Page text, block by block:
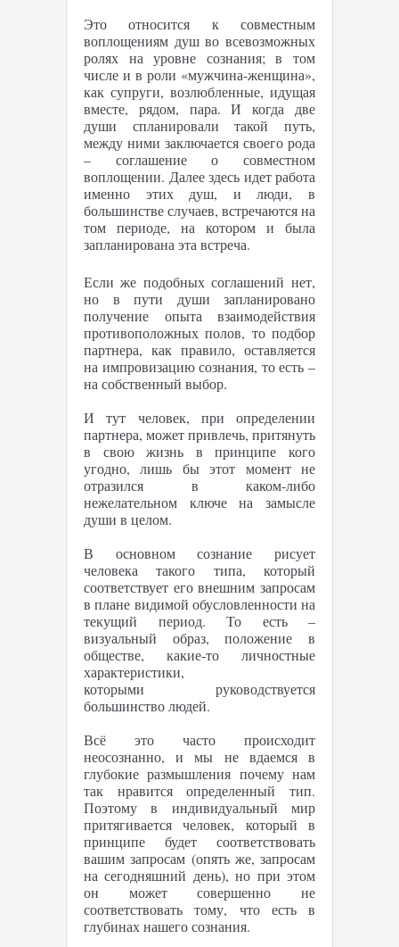
Это относится к совместным
воплощениям душ во всевозможных
ролях на уровне сознания; в том
числе и в роли «мужчина-женщина»,
как супруги, возлюбленные, идущая
вместе, рядом, пара. И когда две
души спланировали такой путь,
между ними заключается своего рода
– соглашение о совместном
воплощении. Далее здесь идет работа
именно этих душ, и люди, в
большинстве случаев, встречаются на
том периоде, на котором и была
запланирована эта встреча.
Если же подобных соглашений нет,
но в пути души запланировано
получение опыта взаимодействия
противоположных полов, то подбор
партнера, как правило, оставляется
на импровизацию сознания, то есть –
на собственный выбор.
И тут человек, при определении
партнера, может привлечь, притянуть
в свою жизнь в принципе кого
угодно, лишь бы этот момент не
отразился в каком-либо
нежелательном ключе на замысле
души в целом.
В основном сознание рисует
человека такого типа, который
соответствует его внешним запросам
в плане видимой обусловленности на
текущий период. То есть –
визуальный образ, положение в
обществе, какие-то личностные
характеристики,
которыми руководствуется
большинство людей.
Всё это часто происходит
неосознанно, и мы не вдаемся в
глубокие размышления почему нам
так нравится определенный тип.
Поэтому в индивидуальный мир
притягивается человек, который в
принципе будет соответствовать
вашим запросам (опять же, запросам
на сегодняшний день), но при этом
он может совершенно не
соответствовать тому, что есть в
глубинах нашего сознания.